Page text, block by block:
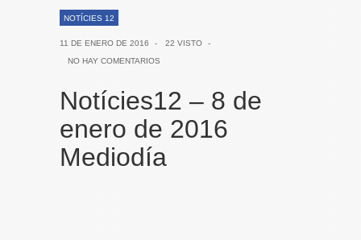
NOTÍCIES 12
11 DE ENERO DE 2016 - 22 VISTO
-
NO HAY COMENTARIOS
Notícies12 – 8 de
enero de 2016
Mediodía